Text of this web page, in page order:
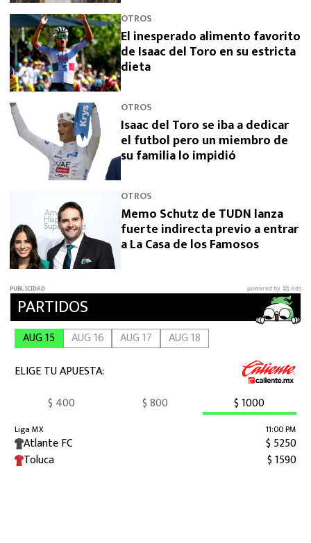
OTROS
El inesperado alimento favorito
de Isaac del Toro en su estricta
dieta
OTROS
Isaac del Toro se iba a dedicar
el futbol pero un miembro de
su familia lo impidió
OTROS
Memo Schutz de TUDN lanza
fuerte indirecta previo a entrar
a La Casa de los Famosos